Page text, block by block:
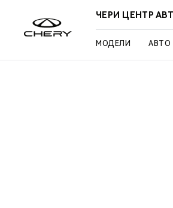
ЧЕРИ ЦЕНТР
МОДЕЛИ АВТО